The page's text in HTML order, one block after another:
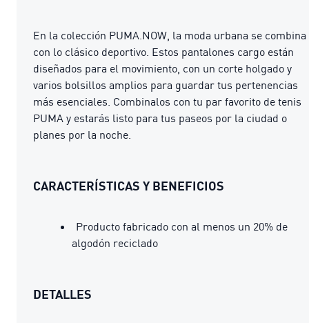
En la colección PUMA.NOW, la moda urbana se combina
con lo clásico deportivo. Estos pantalones cargo están
diseñados para el movimiento, con un corte holgado y
varios bolsillos amplios para guardar tus pertenencias
más esenciales. Combinalos con tu par favorito de tenis
PUMA y estarás listo para tus paseos por la ciudad o
planes por la noche.
CARACTERÍSTICAS Y BENEFICIOS
Producto fabricado con al menos un 20% de
algodón reciclado
DETALLES